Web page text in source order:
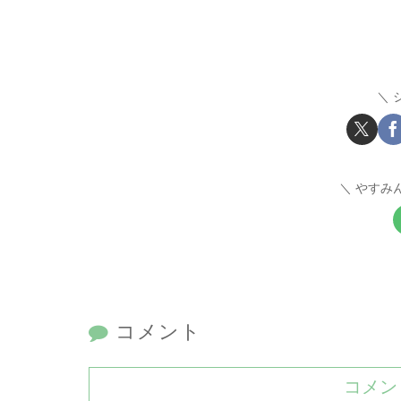
やすみ
コメント
コメ